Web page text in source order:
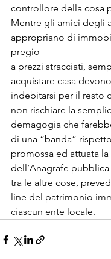
controllore della cosa
Mentre gli amici degli
appropriano di
pregio
a prezzi stracciati,
acquistare casa devono
indebitarsi per il resto
non rischiare la
demagogia che
di una “banda”
promossa ed attuata
dell’Anagrafe
tra le altre cose,
line del patrimonio
ciascun ente locale.